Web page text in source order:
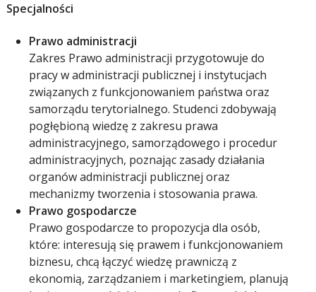
Specjalności
Prawo administracji
Zakres Prawo administracji przygotowuje do
pracy w administracji publicznej i instytucjach
związanych z funkcjonowaniem państwa oraz
samorządu terytorialnego. Studenci zdobywają
pogłębioną wiedzę z zakresu prawa
administracyjnego, samorządowego i procedur
administracyjnych, poznając zasady działania
organów administracji publicznej oraz
mechanizmy tworzenia i stosowania prawa.
Prawo gospodarcze
Prawo gospodarcze to propozycja dla osób,
które: interesują się prawem i funkcjonowaniem
biznesu, chcą łączyć wiedzę prawniczą z
ekonomią, zarządzaniem i marketingiem, planują